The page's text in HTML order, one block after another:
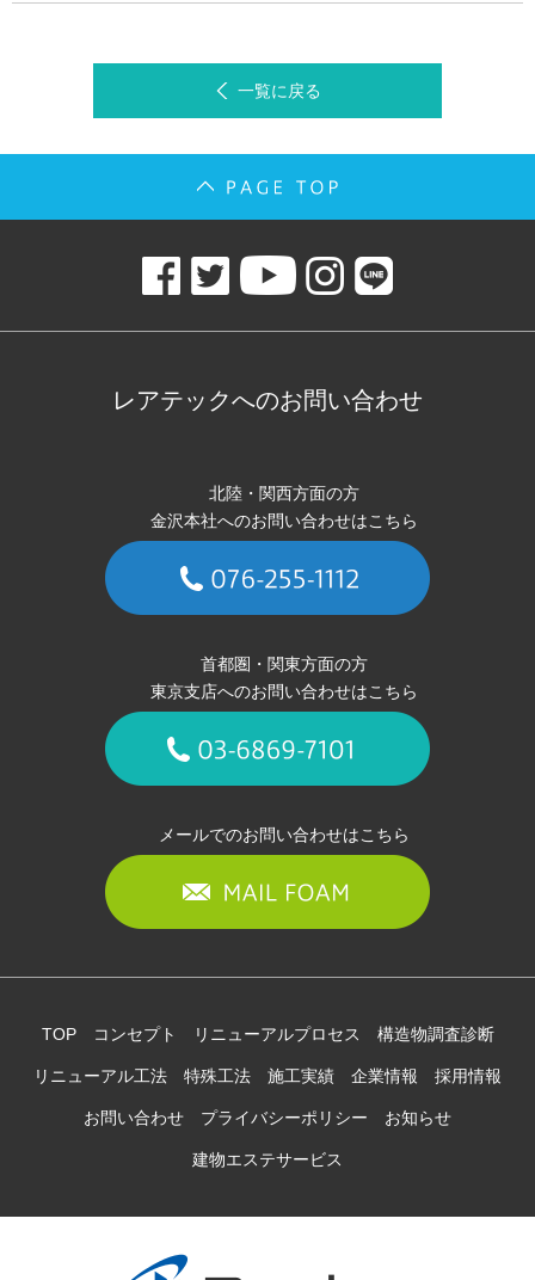
一覧に戻る
レアテックへのお問い合わせ
北陸・関西方面の方
金沢本社へのお問い合わせはこちら
首都圏・関東方面の方
東京支店へのお問い合わせはこちら
メールでのお問い合わせはこちら
TOP コンセプト リニューアルプロセス 構造物調査診断
リニューアル工法 特殊工法 施工実績 企業情報 採用情報
お問い合わせ プライバシーポリシー お知らせ
建物エステサービス